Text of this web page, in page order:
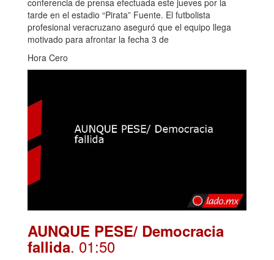
tarde en el estadio “Pirata” Fuente. El futbolista
profesional veracruzano aseguró que el equipo llega
motivado para afrontar la fecha 3 de
Hora Cero
AUNQUE PESE/ Democracia
fallida. 01:50